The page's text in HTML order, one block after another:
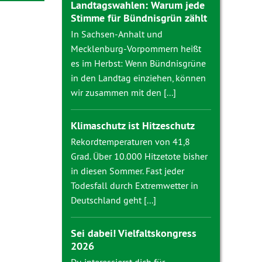
Landtagswahlen: Warum jede
Stimme für Bündnisgrün zählt
In Sachsen-Anhalt und
Mecklenburg-Vorpommern heißt
es im Herbst: Wenn Bündnisgrüne
in den Landtag einziehen, können
wir zusammen mit den [...]
Klimaschutz ist Hitzeschutz
Rekordtemperaturen von 41,8
Grad. Über 10.000 Hitzetote bisher
in diesen Sommer. Fast jeder
Todesfall durch Extremwetter in
Deutschland geht [...]
Sei dabei! Vielfaltskongress
2026